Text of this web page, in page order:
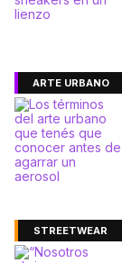
ARTE URBANO
STREETWEAR